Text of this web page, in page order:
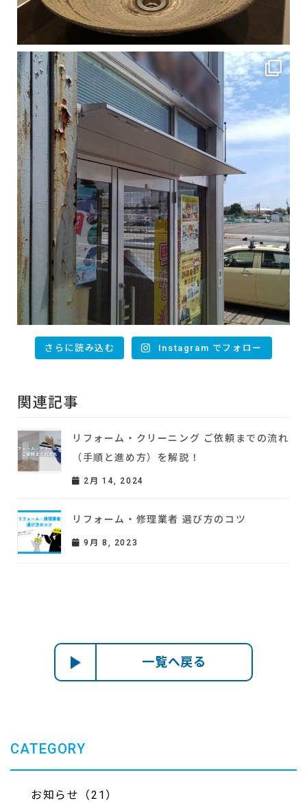
さらに読み込む Instagram でフォロー
関連記事
リフォーム・クリーニング ご依頼までの流れ
（手順と進め方）を解説！
2月 14, 2024
リフォーム・修理業者 選び方のコツ
9月 8, 2023
一覧へ戻る
CATEGORY
お知らせ（21）